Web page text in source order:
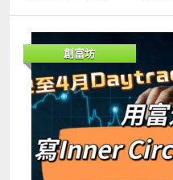
的應用是觀察當日開市價與
圖表如5分鐘圖或1分鐘圖，
要回補即市裂口往往代表走
創富坊